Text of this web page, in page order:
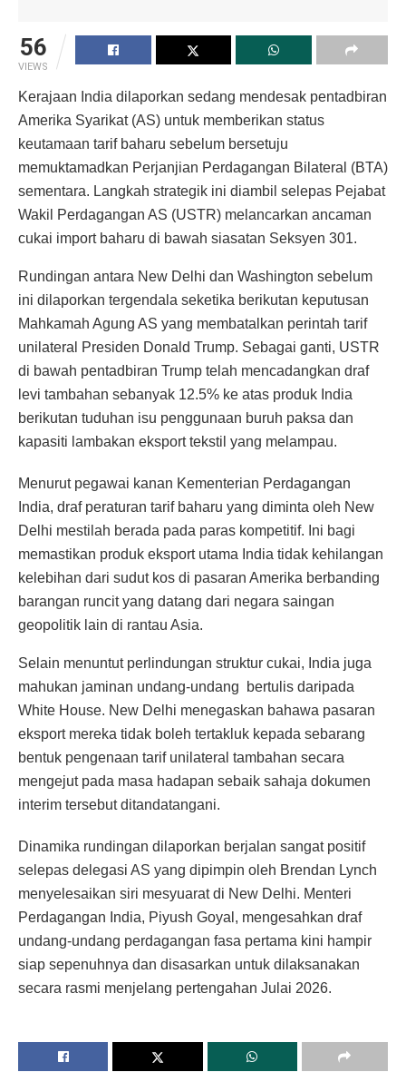
56
VIEWS
Kerajaan India dilaporkan sedang mendesak pentadbiran
Amerika Syarikat (AS) untuk memberikan status
keutamaan tarif baharu sebelum bersetuju
memuktamadkan Perjanjian Perdagangan Bilateral (BTA)
sementara. Langkah strategik ini diambil selepas Pejabat
Wakil Perdagangan AS (USTR) melancarkan ancaman
cukai import baharu di bawah siasatan Seksyen 301.
Rundingan antara New Delhi dan Washington sebelum
ini dilaporkan tergendala seketika berikutan keputusan
Mahkamah Agung AS yang membatalkan perintah tarif
unilateral Presiden Donald Trump. Sebagai ganti, USTR
di bawah pentadbiran Trump telah mencadangkan draf
levi tambahan sebanyak 12.5% ke atas produk India
berikutan tuduhan isu penggunaan buruh paksa dan
kapasiti lambakan eksport tekstil yang melampau.
Menurut pegawai kanan Kementerian Perdagangan
India, draf peraturan tarif baharu yang diminta oleh New
Delhi mestilah berada pada paras kompetitif. Ini bagi
memastikan produk eksport utama India tidak kehilangan
kelebihan dari sudut kos di pasaran Amerika berbanding
barangan runcit yang datang dari negara saingan
geopolitik lain di rantau Asia.
Selain menuntut perlindungan struktur cukai, India juga
mahukan jaminan undang-undang bertulis daripada
White House. New Delhi menegaskan bahawa pasaran
eksport mereka tidak boleh tertakluk kepada sebarang
bentuk pengenaan tarif unilateral tambahan secara
mengejut pada masa hadapan sebaik sahaja dokumen
interim tersebut ditandatangani.
Dinamika rundingan dilaporkan berjalan sangat positif
selepas delegasi AS yang dipimpin oleh Brendan Lynch
menyelesaikan siri mesyuarat di New Delhi. Menteri
Perdagangan India, Piyush Goyal, mengesahkan draf
undang-undang perdagangan fasa pertama kini hampir
siap sepenuhnya dan disasarkan untuk dilaksanakan
secara rasmi menjelang pertengahan Julai 2026.